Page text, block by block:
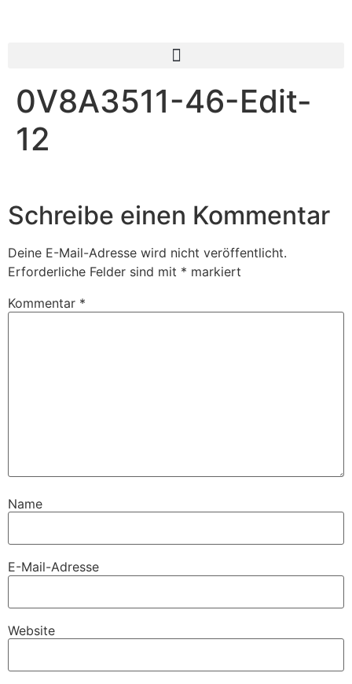
0V8A3511-46-Edit-
12
Schreibe einen Kommentar
Deine E-Mail-Adresse wird nicht veröffentlicht.
Erforderliche Felder sind mit * markiert
Kommentar *
Name
E-Mail-Adresse
Website